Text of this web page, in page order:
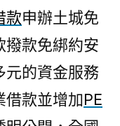
款申辦土城免
撥款免綁約安
元的資金服務
借款並增加PE